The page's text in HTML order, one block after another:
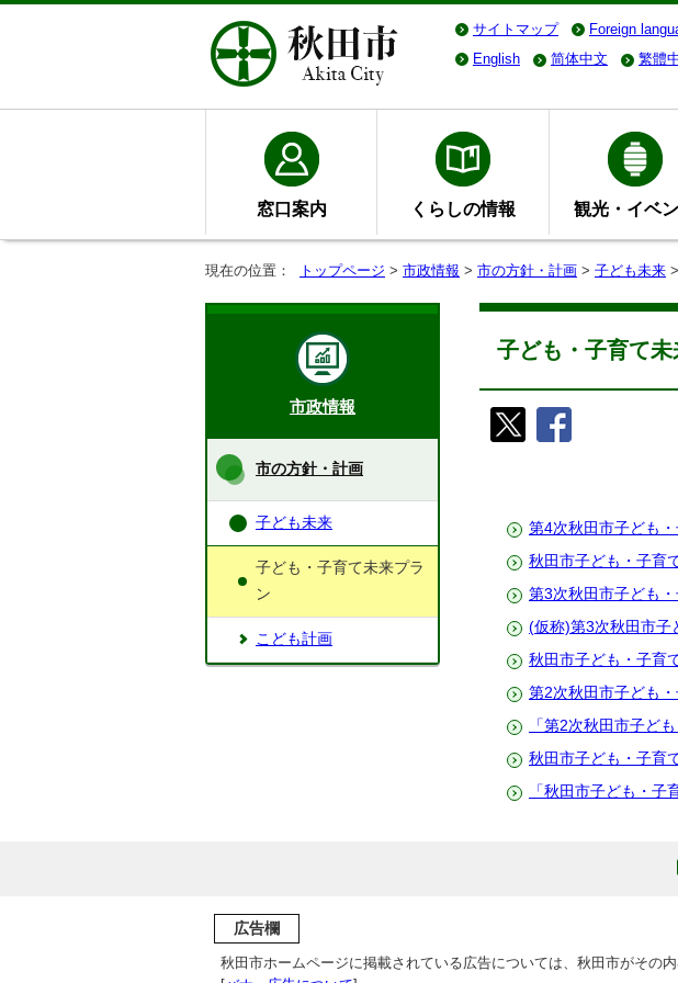
サイトマップ Foreign
English
简体中文 繁體
窓口案内 くらしの情報 観光・イベ
現在の位置： トップページ > 市政情報 > 市の方針・計画 > 子ども未来
子ども・子育て
第4次秋田市子ども
秋田市子ども・子育
第3次秋田市子ども
(仮称)第3次秋田市子
秋田市子ども・子育
第2次秋田市子ども
「第2次秋田市子ど
秋田市子ども・子育
「秋田市子ども・
市政情報
市の方針・計画
子ども未来
子ども・子育て未来プラ
ン
こども計画
広告欄
秋田市ホームページに掲載されている広告については、秋田市がその